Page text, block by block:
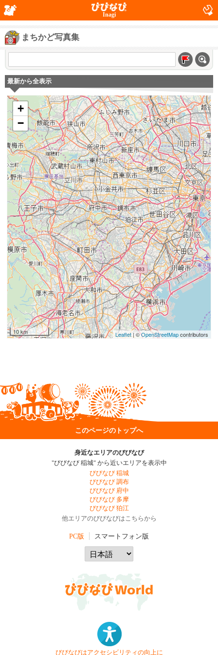
Inagi
まちかど写真集
最新から全表示
+
−
10 km Leaflet| ©OpenStreetMapcontributors
このページのトップへ
身近なエリアのびびなび
"びびなび 稲城" から近いエリアを表示中
びびなび 稲城
びびなび 調布
びびなび 府中
びびなび 多摩
びびなび 狛江
他エリアのびびなびはこちらから
PC版 スマートフォン版
びびなびはアクセシビリティの向上に